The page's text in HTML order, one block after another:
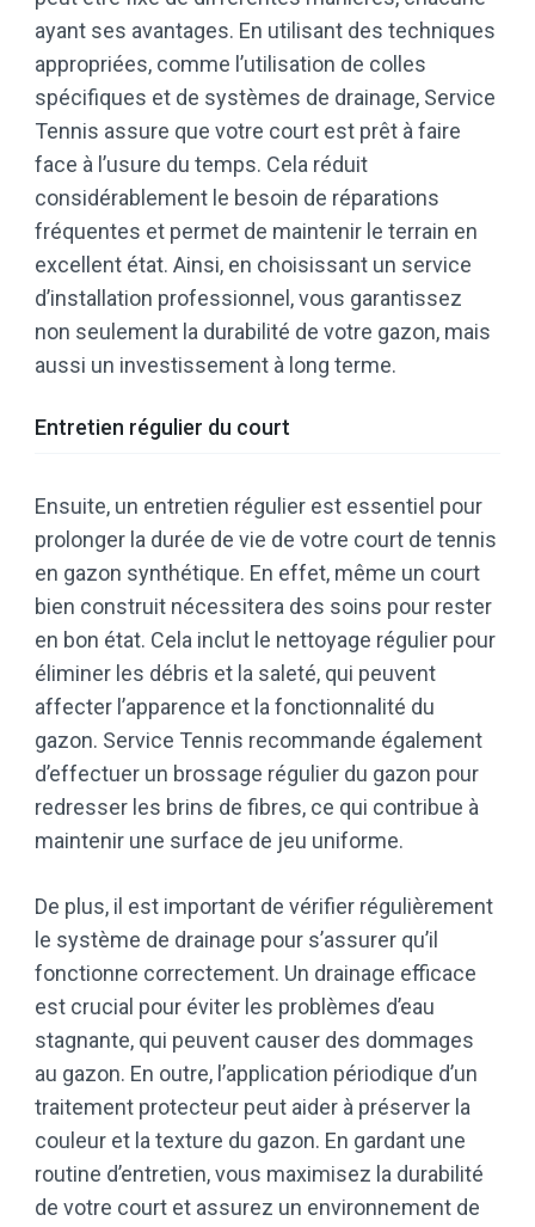
ayant ses avantages. En utilisant des techniques
appropriées, comme l’utilisation de colles
spécifiques et de systèmes de drainage, Service
Tennis assure que votre court est prêt à faire
face à l’usure du temps. Cela réduit
considérablement le besoin de réparations
fréquentes et permet de maintenir le terrain en
excellent état. Ainsi, en choisissant un service
d’installation professionnel, vous garantissez
non seulement la durabilité de votre gazon, mais
aussi un investissement à long terme.
Entretien régulier du court
Ensuite, un entretien régulier est essentiel pour
prolonger la durée de vie de votre court de tennis
en gazon synthétique. En effet, même un court
bien construit nécessitera des soins pour rester
en bon état. Cela inclut le nettoyage régulier pour
éliminer les débris et la saleté, qui peuvent
affecter l’apparence et la fonctionnalité du
gazon. Service Tennis recommande également
d’effectuer un brossage régulier du gazon pour
redresser les brins de fibres, ce qui contribue à
maintenir une surface de jeu uniforme.
De plus, il est important de vérifier régulièrement
le système de drainage pour s’assurer qu’il
fonctionne correctement. Un drainage efficace
est crucial pour éviter les problèmes d’eau
stagnante, qui peuvent causer des dommages
au gazon. En outre, l’application périodique d’un
traitement protecteur peut aider à préserver la
couleur et la texture du gazon. En gardant une
routine d’entretien, vous maximisez la durabilité
de votre court et assurez un environnement de